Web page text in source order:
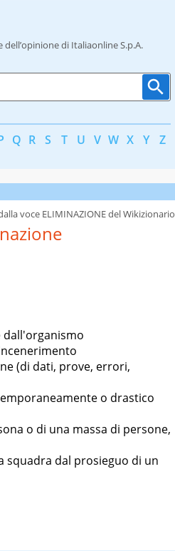
di Italiaonline S.p.A.
Q R S T U V W X Y Z
dall'organismo
(di dati, prove, errori,
o drastico
o di una massa di persone,
squadra dal prosieguo di un
voce ELIMINAZIONE del Wikizionario